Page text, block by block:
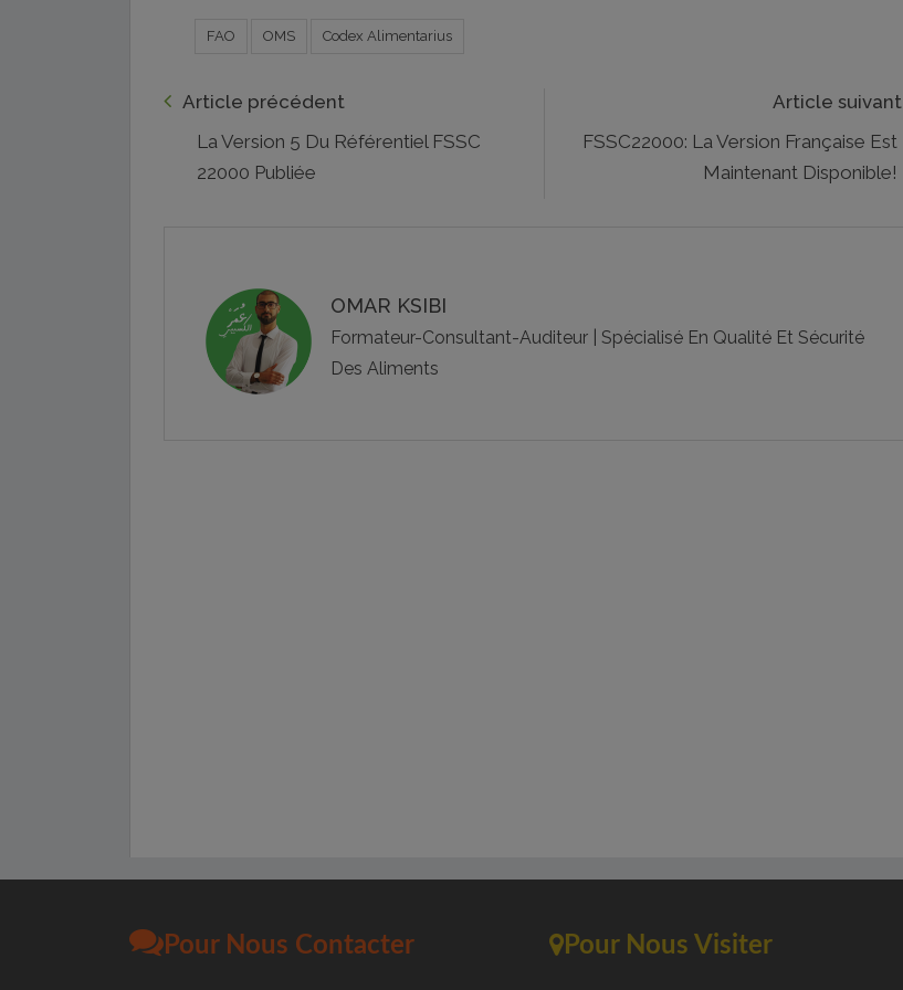
FAO OMS Codex Alimentarius
Article précédent
La Version 5 Du Référentiel FSSC
22000 Publiée
Article suivant
FSSC22000: La Version Française Est
Maintenant Disponible!
OMAR KSIBI
Formateur-Consultant-Auditeur | Spécialisé En Qualité Et Sécurité
Des Aliments
Pour Nous Contacter Pour Nous Visiter